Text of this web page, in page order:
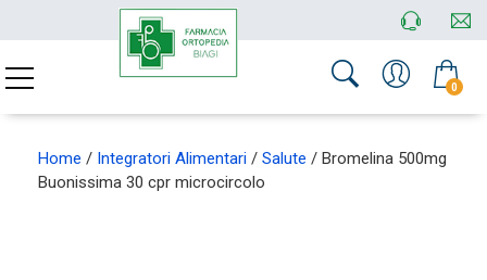
0
Home / Integratori Alimentari / Salute / Bromelina 500mg
Buonissima 30 cpr microcircolo